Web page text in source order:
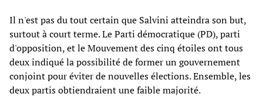
Il n'est pas du tout certain que Salvini atteindra son but,
surtout à court terme. Le Parti démocratique (PD), parti
d'opposition, et le Mouvement des cinq étoiles ont tous
deux indiqué la possibilité de former un gouvernement
conjoint pour éviter de nouvelles élections. Ensemble, les
deux partis obtiendraient une faible majorité.